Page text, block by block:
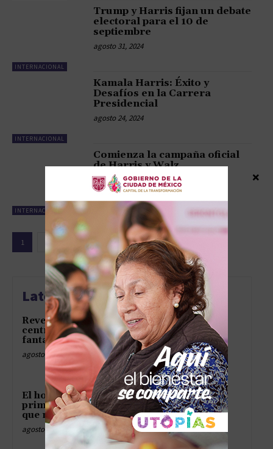
INTERNACIONAL
Trump y Harris fijan un debate
electoral para el 10 de
septiembre
agosto 31, 2024
INTERNACIONAL
Kamala Harris: Éxito y
Desafíos en la Carrera
Presidencial
agosto 24, 2024
INTERNACIONAL
Comienza la campaña oficial
de Harris y Walz
agosto 7, 2024
1
Latest news
Revelan el tren del terror en los
centros del ICE y hasta los
fantasmas piden asilo
agosto 9, 2026
El hospital ABC, los viajes en
primera y la tormenta digital
que nadie pidió
agosto 9, 2026
×